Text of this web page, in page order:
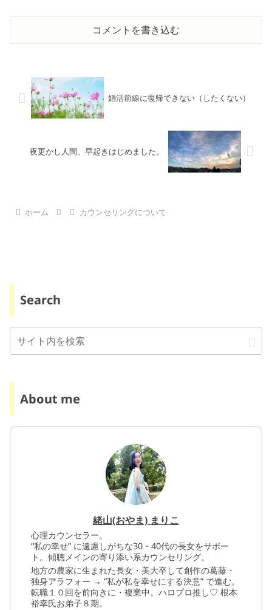
コメントを書き込む
婚活前線に復帰できない（したくない）
夜更かし人間、早起きはじめました。
ホーム カウンセリングについて
Search
About me
緒山(おやま) まりこ
心理カウンセラー。
“私の幸せ” に遠慮しがちな30・40代の長女をサポー
ト。傾聴メインの寄り添い系カウンセリング。
地方の農家に生まれた長女・美大卒して創作の葛藤・
独身アラフォー → “私が私を幸せにする決意” で進む。
転職１０回を前向きに・複業中。ハロプロ推し♡ 根本
裕幸氏お弟子８期。